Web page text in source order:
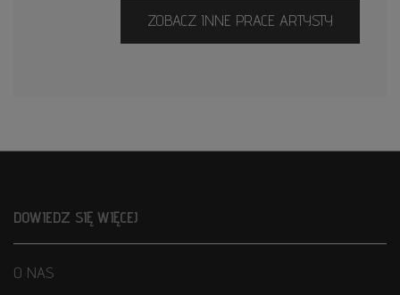
ZOBACZ INNE PRACE ARTYSTY
DOWIEDZ SIĘ WIĘCEJ
O NAS